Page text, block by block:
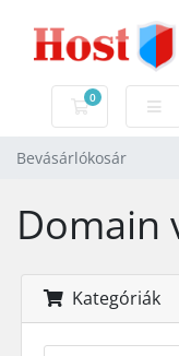
0
Bevásárlókosár
Domain
Kategóriák